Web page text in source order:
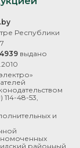
Республики
выдано
114-48-53
и
районный